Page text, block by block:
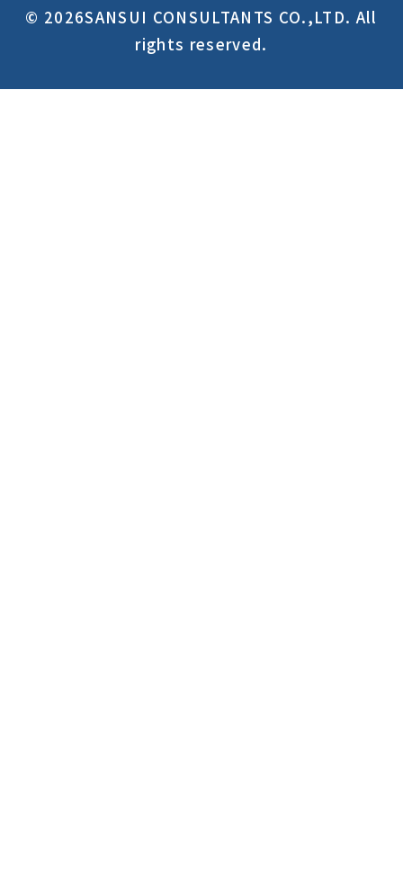
© 2026SANSUI CONSULTANTS CO.,LTD. All
rights reserved.